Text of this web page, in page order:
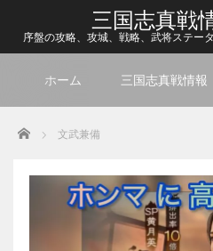
三国志真戦
序盤の攻略、攻城、戦略、武将ステー
ホーム 三国志真戦情報
Home 文武兼備